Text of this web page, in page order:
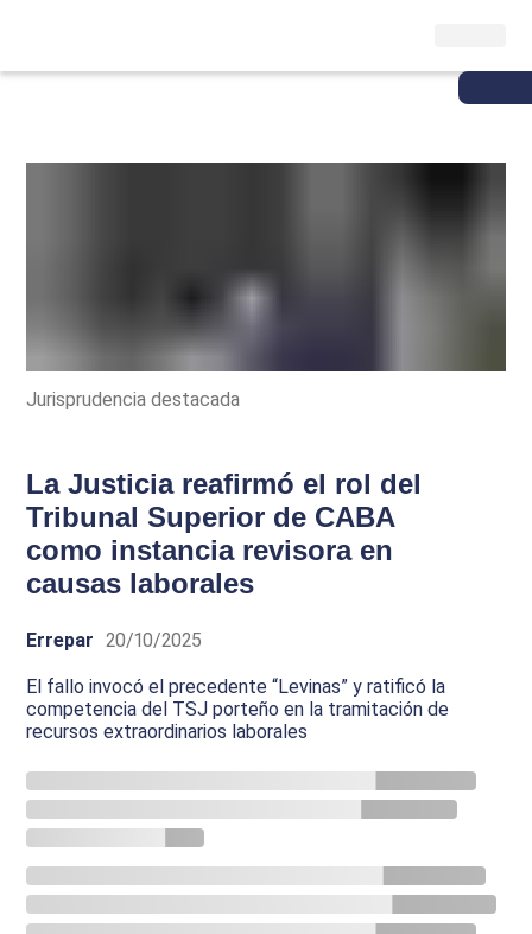
Jurisprudencia destacada
La Justicia reafirmó el rol del
Tribunal Superior de CABA
como instancia revisora en
causas laborales
Errepar 20/10/2025
El fallo invocó el precedente “Levinas” y ratificó la
competencia del TSJ porteño en la tramitación de
recursos extraordinarios laborales